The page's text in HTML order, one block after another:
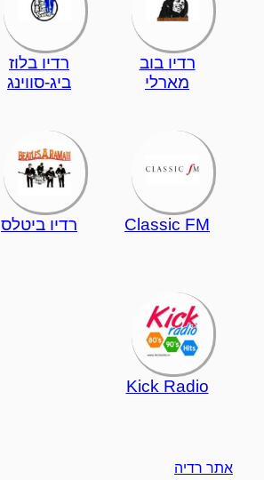
רדיו בוב
מארלי
רדיו בלוז
ביג-סווינג
Classic FM רדיו ביטלס
Kick Radio
אתר רדיה